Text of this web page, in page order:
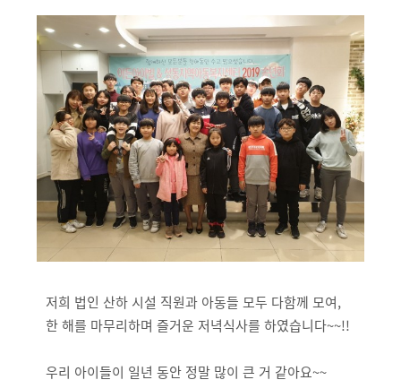
저희 법인 산하 시설 직원과 아동들 모두 다함께 모여,
한 해를 마무리하며 즐거운 저녁식사를 하였습니다~~!!
우리 아이들이 일년 동안 정말 많이 큰 거 같아요~~